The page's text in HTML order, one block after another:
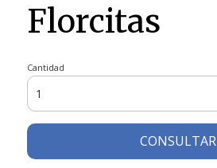
Florcitas
Cantidad
CONSULTAR